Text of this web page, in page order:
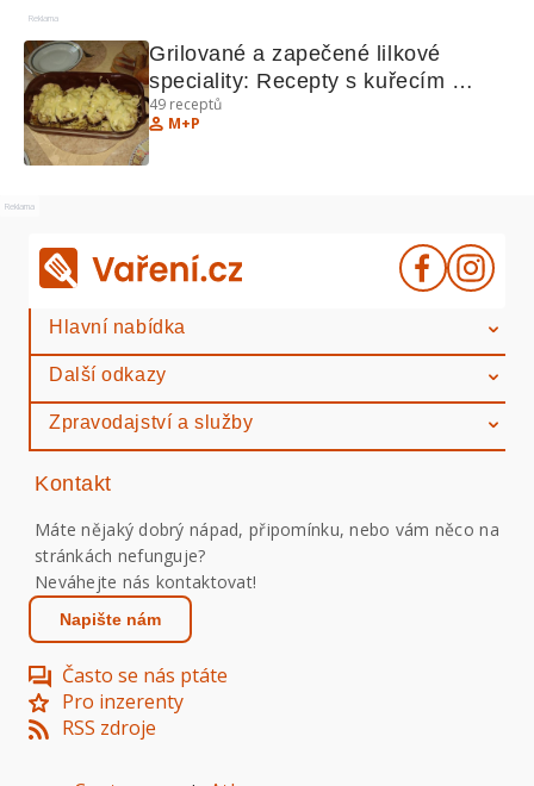
Reklama
Grilované a zapečené lilkové
speciality: Recepty s kuřecím
masem, tzatziki a houbami
49 receptů
M+P
Reklama
Hlavní nabídka
Další odkazy
Zpravodajství a služby
Kontakt
Máte nějaký dobrý nápad, připomínku, nebo vám něco na
stránkách nefunguje?
Neváhejte nás kontaktovat!
Napište nám
Často se nás ptáte
Pro inzerenty
RSS zdroje